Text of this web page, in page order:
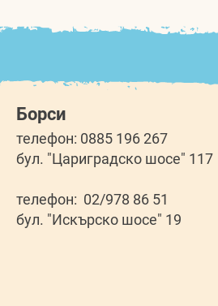
Борси
телефон: 0885 196 267
бул. "Цариградско шосе" 117
телефон: 02/978 86 51
бул. "Искърско шосе" 19